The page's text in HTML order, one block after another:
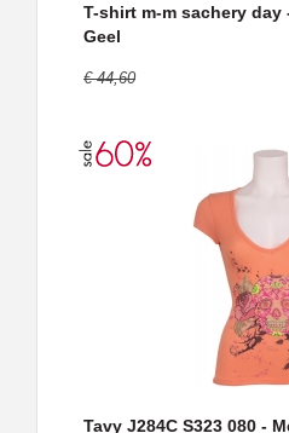
T-shirt m-m sachery day
Geel
€ 44,60
Tavy J284C S323 080 -